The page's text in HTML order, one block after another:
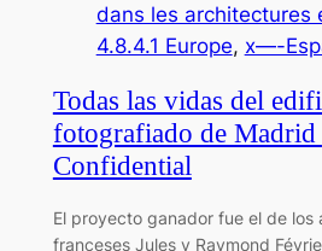
dans les architectures
4.8.4.1 Europe, x—-
Todas las vidas del
fotografiado de Madrid
Confidential
El proyecto ganador fue el de los
franceses Jules y Raymond